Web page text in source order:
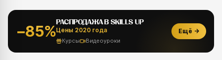
−85%
РАСПРОДАЖА В SKILLS UP
Цены 2020 года
Курсы Видеоуроки
Ещё →